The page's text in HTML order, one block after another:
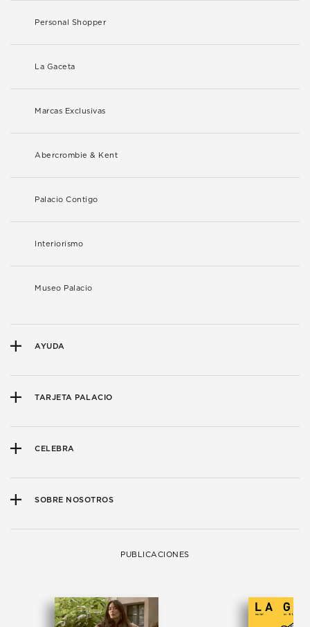
Personal Shopper
La Gaceta
Marcas Exclusivas
Abercrombie & Kent
Palacio Contigo
Interiorismo
Museo Palacio
AYUDA
TARJETA PALACIO
CELEBRA
SOBRE NOSOTROS
PUBLICACIONES